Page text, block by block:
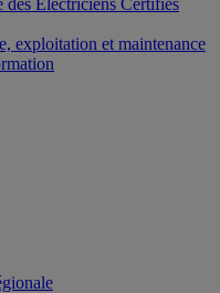
des Électriciens Certifiés
exploitation et maintenance